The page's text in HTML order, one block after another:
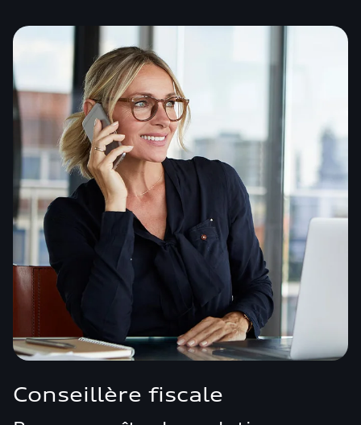
Conseillère fiscale